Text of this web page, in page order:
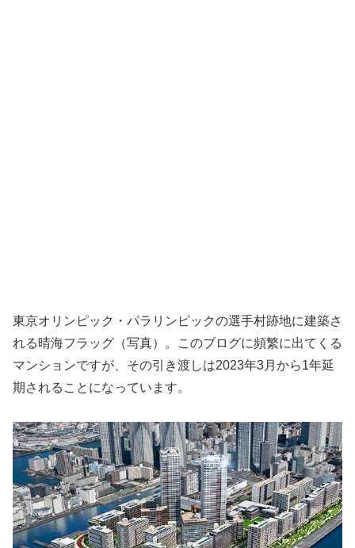
東京オリンピック・パラリンピックの選手村跡地に建築さ
れる晴海フラッグ（写真）。このブログに頻繁に出てくる
マンションですが、その引き渡しは2023年3月から1年延
期されることになっています。